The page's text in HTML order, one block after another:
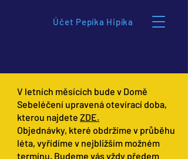
Účet Pepíka Hipíka
V letních měsících bude v Domě
Sebeléčení upravená otevírací doba,
kterou najdete ZDE.
Objednávky, které obdržíme v průběhu
léta, vyřídíme v nejbližším možném
termínu. Budeme vás vždy předem